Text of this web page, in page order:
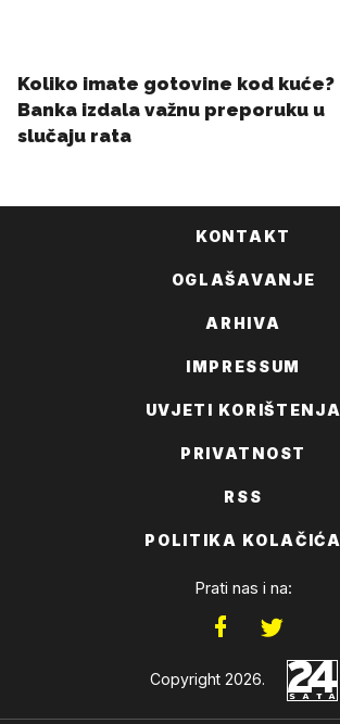
KONTAKT
OGLAŠAVANJE
ARHIVA
IMPRESSUM
UVJETI KORIŠTENJA
PRIVATNOST
RSS
POLITIKA KOLAČIĆA
Prati nas i na:
Copyright 2026.